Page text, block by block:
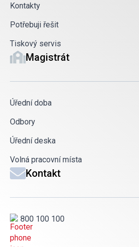
Kontakty
Potřebuji řešit
Tiskový servis
Magistrát
Úřední doba
Odbory
Úřední deska
Volná pracovní místa
Kontakt
800 100 100